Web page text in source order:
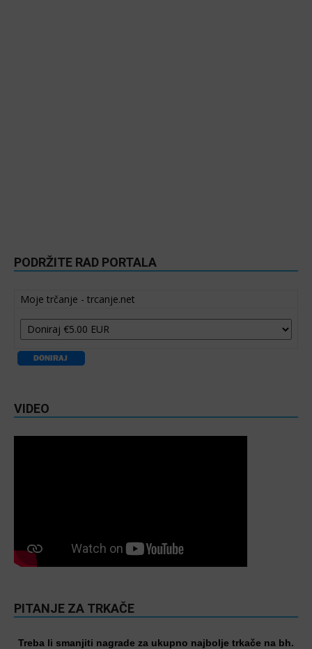
PODRŽITE RAD PORTALA
Moje trčanje - trcanje.net
VIDEO
PITANJE ZA TRKAČE
Treba li smanjiti nagrade za ukupno najbolje trkače na bh.